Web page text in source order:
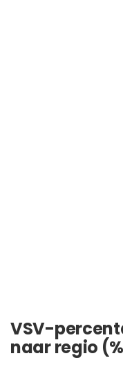
VSV-
naar regio